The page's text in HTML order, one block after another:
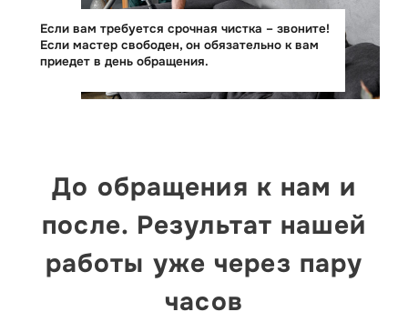
Если вам требуется срочная чистка – звоните!
Если мастер свободен, он обязательно к вам
приедет в день обращения.
До обращения к нам и
после. Результат нашей
работы уже через пару
часов